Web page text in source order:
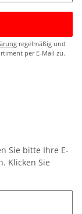
regelmäßig und
per E-Mail zu.
Sie bitte Ihre E-
Klicken Sie